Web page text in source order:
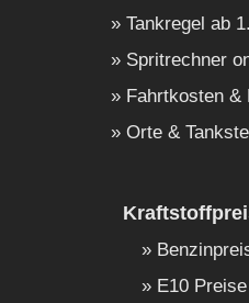
Tankregel ab
Spritrechner
Fahrtkosten &
Orte &
E10 Preise